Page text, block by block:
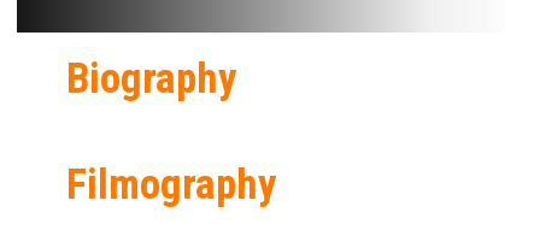
Biography
Filmography